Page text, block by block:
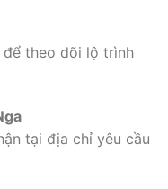
để theo dõi lộ trình
tại địa chỉ yêu cầu